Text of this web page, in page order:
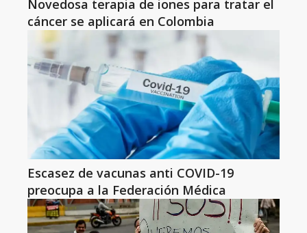
Novedosa terapia de iones para tratar el
cáncer se aplicará en Colombia
Escasez de vacunas anti COVID-19
preocupa a la Federación Médica